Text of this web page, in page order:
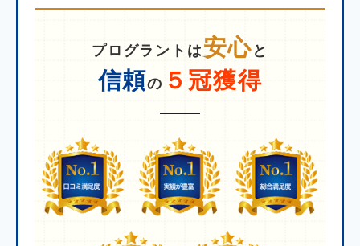
プログラントは 安心 と
信頼の ５冠獲得